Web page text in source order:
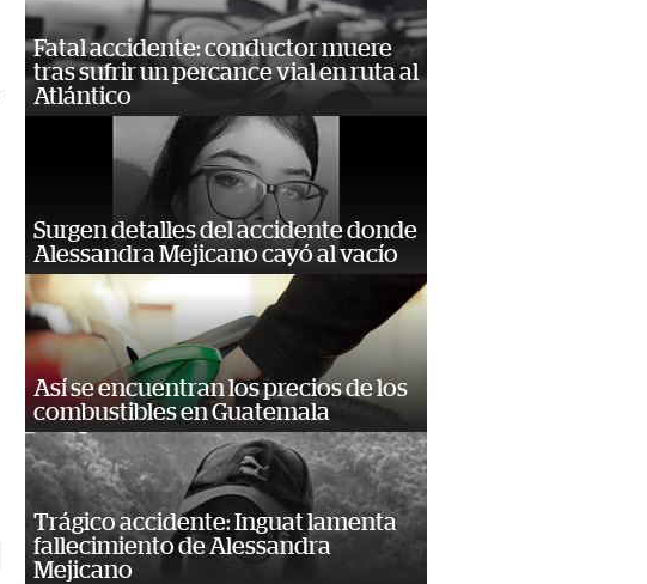
Fatal accidente: conductor muere
tras sufrir un percance vial en ruta al
Atlántico
Surgen detalles del accidente donde
Alessandra Mejicano cayó al vacío
Así se encuentran los precios de los
combustibles en Guatemala
Trágico accidente: Inguat lamenta
fallecimiento de Alessandra
Mejicano